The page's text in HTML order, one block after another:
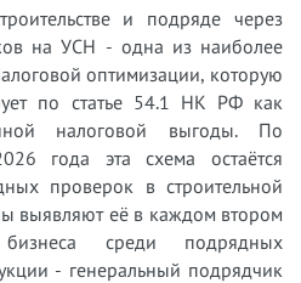
и подряде через
на УСН - одна из наиболее
оптимизации, которую
по статье 54.1 НК РФ как
налоговой выгоды. По
года эта схема остаётся
проверок в строительной
выявляют её в каждом втором
среди подрядных
- генеральный подрядчик